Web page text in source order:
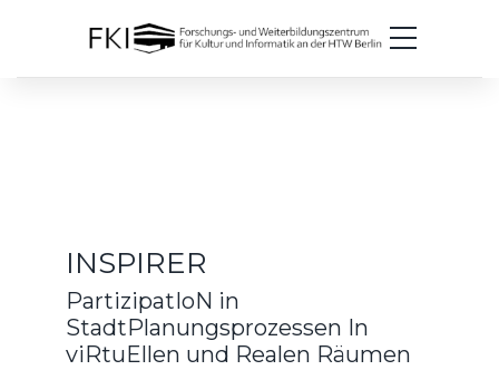
INSPIRER
PartizipatIoN in
StadtPlanungsprozessen In
viRtuEllen und Realen Räumen